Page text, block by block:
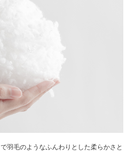
羽毛のようなふんわりとした柔らかさと